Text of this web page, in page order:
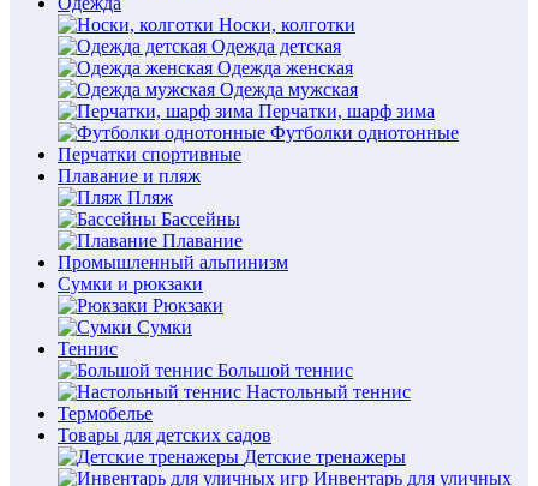
Носки, колготки
Одежда детская
Одежда женская
Одежда мужская
Перчатки, шарф зима
Футболки однотонные
Перчатки спортивные
Плавание и пляж
Пляж
Бассейны
Плавание
Промышленный альпинизм
Сумки и рюкзаки
Рюкзаки
Сумки
Теннис
Большой теннис
Настольный теннис
Термобелье
Товары для детских садов
Детские тренажеры
Инвентарь для уличных